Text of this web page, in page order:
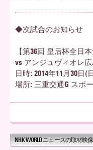
◆次試合のお知らせ
【第36回 皇后杯全日
vs アンジュヴィオレ
日時: 2014年11月30日(
場所: 三重交通G スポ
NHK WORLD ニュースの取材映